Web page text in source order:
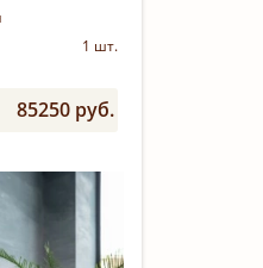
1 шт.
85250 руб.